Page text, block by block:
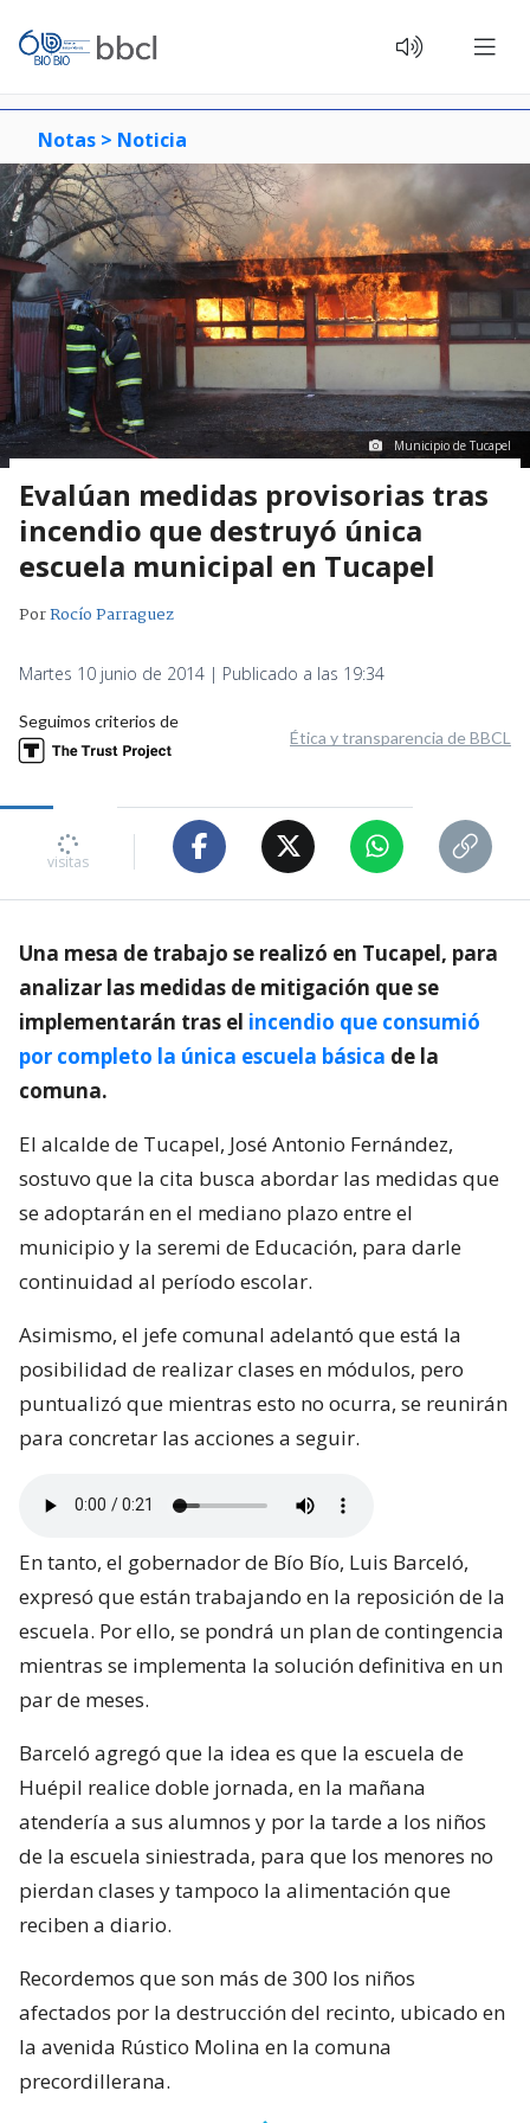
Notas > Noticia
Municipio de Tucapel
Evalúan medidas provisorias tras
incendio que destruyó única
escuela municipal en Tucapel
PorRocío Parraguez
Martes 10 junio de 2014 | Publicado a las 19:34
Seguimos criterios de
Ética y transparencia de BBCL
visitas
Una mesa de trabajo se realizó en Tucapel, para
analizar las medidas de mitigación que se
implementarán tras el incendio que consumió
por completo la única escuela básica de la
comuna.
El alcalde de Tucapel, José Antonio Fernández,
sostuvo que la cita busca abordar las medidas que
se adoptarán en el mediano plazo entre el
municipio y la seremi de Educación, para darle
continuidad al período escolar.
Asimismo, el jefe comunal adelantó que está la
posibilidad de realizar clases en módulos, pero
puntualizó que mientras esto no ocurra, se reunirán
para concretar las acciones a seguir.
En tanto, el gobernador de Bío Bío, Luis Barceló,
expresó que están trabajando en la reposición de la
escuela. Por ello, se pondrá un plan de contingencia
mientras se implementa la solución definitiva en un
par de meses.
Barceló agregó que la idea es que la escuela de
Huépil realice doble jornada, en la mañana
atendería a sus alumnos y por la tarde a los niños
de la escuela siniestrada, para que los menores no
pierdan clases y tampoco la alimentación que
reciben a diario.
Recordemos que son más de 300 los niños
afectados por la destrucción del recinto, ubicado en
la avenida Rústico Molina en la comuna
precordillerana.